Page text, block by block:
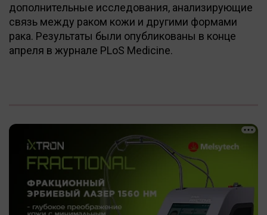
дополнительные исследования, анализирующие
связь между раком кожи и другими формами
рака. Результаты были опубликованы в конце
апреля в журнале PLoS Medicine.